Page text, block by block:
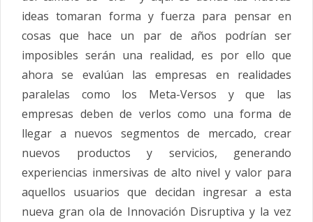
ideas tomaran forma y fuerza para pensar en
cosas que hace un par de años podrían ser
imposibles serán una realidad, es por ello que
ahora se evalúan las empresas en realidades
paralelas como los Meta-Versos y que las
empresas deben de verlos como una forma de
llegar a nuevos segmentos de mercado, crear
nuevos productos y servicios, generando
experiencias inmersivas de alto nivel y valor para
aquellos usuarios que decidan ingresar a esta
nueva gran ola de Innovación Disruptiva y la vez